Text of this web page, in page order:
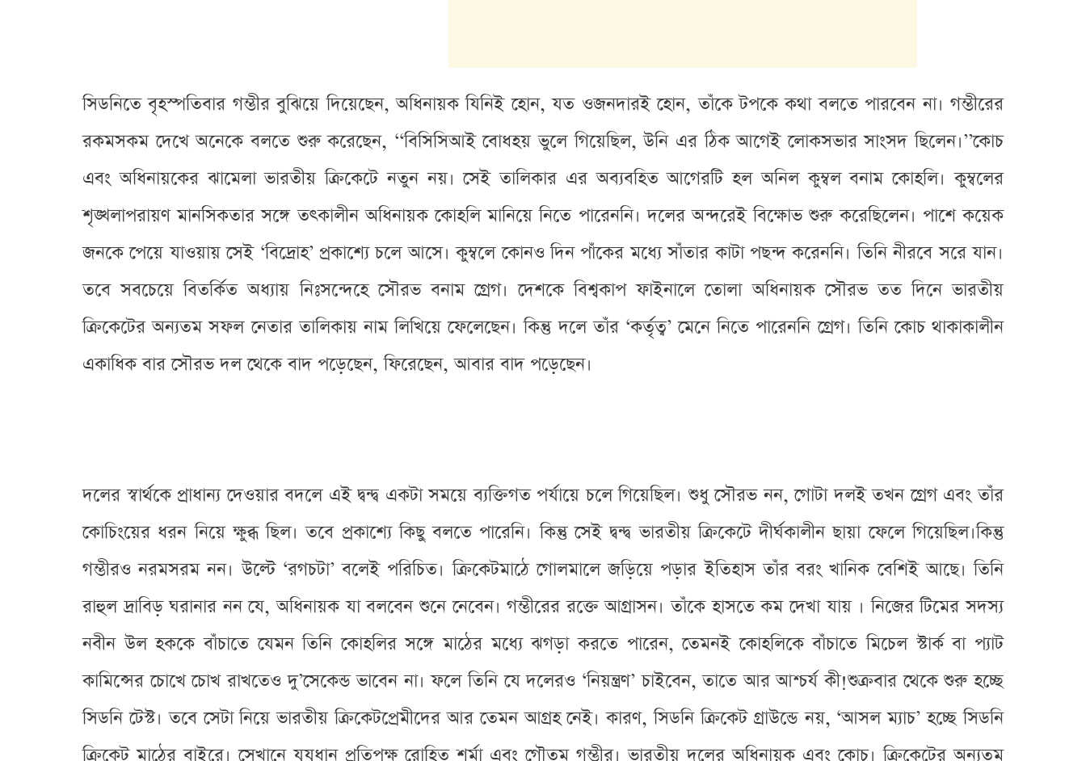
সিডনিতে বৃহস্পতিবার গম্ভীর বুঝিয়ে দিয়েছেন, অধিনায়ক যিনিই হোন, যত ওজনদারই হোন, তাঁকে টপকে কথা বলতে পারবেন না। গম্ভীরের
রকমসকম দেখে অনেকে বলতে শুরু করেছেন, ‘‘বিসিসিআই বোধহয় ভুলে গিয়েছিল, উনি এর ঠিক আগেই লোকসভার সাংসদ ছিলেন।’’কোচ
এবং অধিনায়কের ঝামেলা ভারতীয় ক্রিকেটে নতুন নয়। সেই তালিকার এর অব্যবহিত আগেরটি হল অনিল কুম্বল বনাম কোহলি। কুম্বলের
শৃঙ্খলাপরায়ণ মানসিকতার সঙ্গে তৎকালীন অধিনায়ক কোহলি মানিয়ে নিতে পারেননি। দলের অন্দরেই বিক্ষোভ শুরু করেছিলেন। পাশে কয়েক
জনকে পেয়ে যাওয়ায় সেই ‘বিদ্রোহ’ প্রকাশ্যে চলে আসে। কুম্বলে কোনও দিন পাঁকের মধ্যে সাঁতার কাটা পছন্দ করেননি। তিনি নীরবে সরে যান।
তবে সবচেয়ে বিতর্কিত অধ্যায় নিঃসন্দেহে সৌরভ বনাম গ্রেগ। দেশকে বিশ্বকাপ ফাইনালে তোলা অধিনায়ক সৌরভ তত দিনে ভারতীয়
ক্রিকেটের অন্যতম সফল নেতার তালিকায় নাম লিখিয়ে ফেলেছেন। কিন্তু দলে তাঁর ‘কর্তৃত্ব’ মেনে নিতে পারেননি গ্রেগ। তিনি কোচ থাকাকালীন
একাধিক বার সৌরভ দল থেকে বাদ পড়েছেন, ফিরেছেন, আবার বাদ পড়েছেন।
দলের স্বার্থকে প্রাধান্য দেওয়ার বদলে এই দ্বন্দ্ব একটা সময়ে ব্যক্তিগত পর্যায়ে চলে গিয়েছিল। শুধু সৌরভ নন, গোটা দলই তখন গ্রেগ এবং তাঁর
কোচিংয়ের ধরন নিয়ে ক্ষুব্ধ ছিল। তবে প্রকাশ্যে কিছু বলতে পারেনি। কিন্তু সেই দ্বন্দ্ব ভারতীয় ক্রিকেটে দীর্ঘকালীন ছায়া ফেলে গিয়েছিল।কিন্তু
গম্ভীরও নরমসরম নন। উল্টে ‘রগচটা’ বলেই পরিচিত। ক্রিকেটমাঠে গোলমালে জড়িয়ে পড়ার ইতিহাস তাঁর বরং খানিক বেশিই আছে। তিনি
রাহুল দ্রাবিড় ঘরানার নন যে, অধিনায়ক যা বলবেন শুনে নেবেন। গম্ভীরের রক্তে আগ্রাসন। তাঁকে হাসতে কম দেখা যায় । নিজের টিমের সদস্য
নবীন উল হককে বাঁচাতে যেমন তিনি কোহলির সঙ্গে মাঠের মধ্যে ঝগড়া করতে পারেন, তেমনই কোহলিকে বাঁচাতে মিচেল স্টার্ক বা প্যাট
কামিন্সের চোখে চোখ রাখতেও দু’সেকেন্ড ভাবেন না। ফলে তিনি যে দলেরও ‘নিয়ন্ত্রণ’ চাইবেন, তাতে আর আশ্চর্য কী!শুক্রবার থেকে শুরু হচ্ছে
সিডনি টেস্ট। তবে সেটা নিয়ে ভারতীয় ক্রিকেটপ্রেমীদের আর তেমন আগ্রহ নেই। কারণ, সিডনি ক্রিকেট গ্রাউন্ডে নয়, ‘আসল ম্যাচ’ হচ্ছে সিডনি
ক্রিকেট মাঠের বাইরে। সেখানে যুযুধান প্রতিপক্ষ রোহিত শর্মা এবং গৌতম গম্ভীর। ভারতীয় দলের অধিনায়ক এবং কোচ। ক্রিকেটের অন্যতম